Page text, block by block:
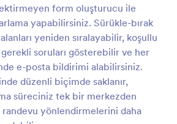
form oluşturucu ile
yapabilirsiniz. Sürükle-bırak
yeniden sıralayabilir, koşullu
gerekli soruları gösterebilir ve her
e-posta bildirimi alabilirsiniz.
düzenli biçimde saklanır,
süreciniz tek bir merkezden
yönlendirmelerini daha
Yönlendirme Formu
Formu ile danışan
tek noktadan yönetin, uygun
daha hızlı netleştirin ve